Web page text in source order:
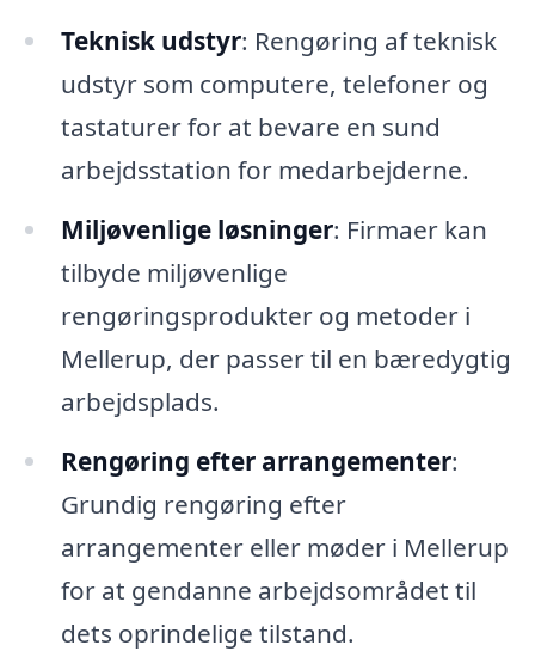
Teknisk udstyr: Rengøring af teknisk
udstyr som computere, telefoner og
tastaturer for at bevare en sund
arbejdsstation for medarbejderne.
Miljøvenlige løsninger: Firmaer kan
tilbyde miljøvenlige
rengøringsprodukter og metoder i
Mellerup, der passer til en bæredygtig
arbejdsplads.
Rengøring efter arrangementer:
Grundig rengøring efter
arrangementer eller møder i Mellerup
for at gendanne arbejdsområdet til
dets oprindelige tilstand.